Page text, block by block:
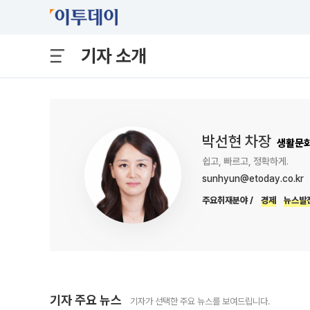
기자 소개
박선현 차장 생활문
쉽고, 빠르고, 정확하게.
sunhyun@etoday.co.kr
주요취재분야 / 경제
뉴스발
기자 주요 뉴스 기자가 선택한 주요 뉴스를 보여드립니다.